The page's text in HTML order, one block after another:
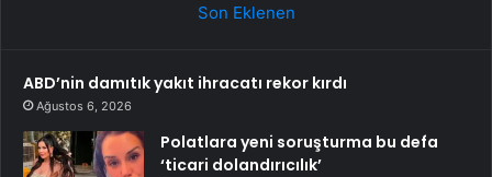
Son Eklenen
ABD’nin damıtık yakıt ihracatı rekor kırdı
Ağustos 6, 2026
Polatlara yeni soruşturma bu defa
‘ticari dolandırıcılık’